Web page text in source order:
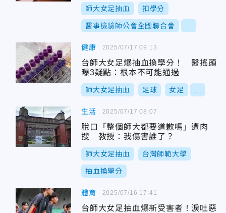
師大女足抽血 扣學分
醫事檢驗師公會全國聯合會
健康
台師大女足爆抽血換學分！ 醫搖頭
曝3疑點：根本不可能通過
師大女足抽血 足球 女足
2025/07/17 09:13
生活
脫口「整個師大都要道歉嗎」遭肉
搜 教授：我傷害誰了？
師大女足抽血 台灣師範大學
抽血換學分
2025/07/17 08:07
體育
台師大女足抽血爆新受害者！淚吐惡
2025/07/16 17:41